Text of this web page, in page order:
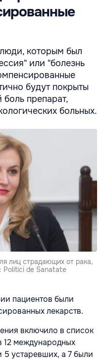
которым был
или "болезнь
будут покрыты
препарат,
больных.
лиц страдающих от рака,
Politici de Sanatate
пациентов были
лекарств.
включило в список
12 международных
5 устаревших, а 7 были